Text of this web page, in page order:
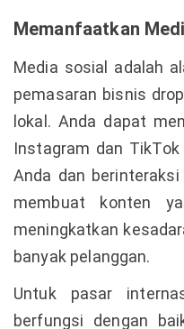
Memanfaatkan
Media sosial adalah
pemasaran bisnis
lokal. Anda dapat
Instagram dan
Anda dan berinteraksi
membuat konten
meningkatkan
banyak pelanggan.
Untuk pasar
berfungsi dengan